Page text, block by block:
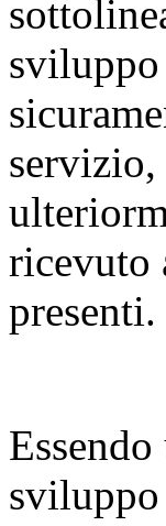
ricevuto
presenti.
sviluppo